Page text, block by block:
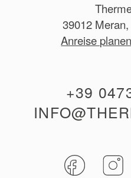
39012
Anreise
+39